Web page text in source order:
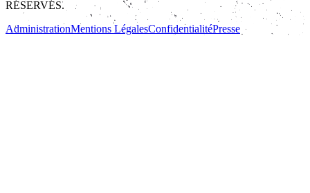
RÉSERVÉS.
AdministrationMentions LégalesConfidentialitéPresse